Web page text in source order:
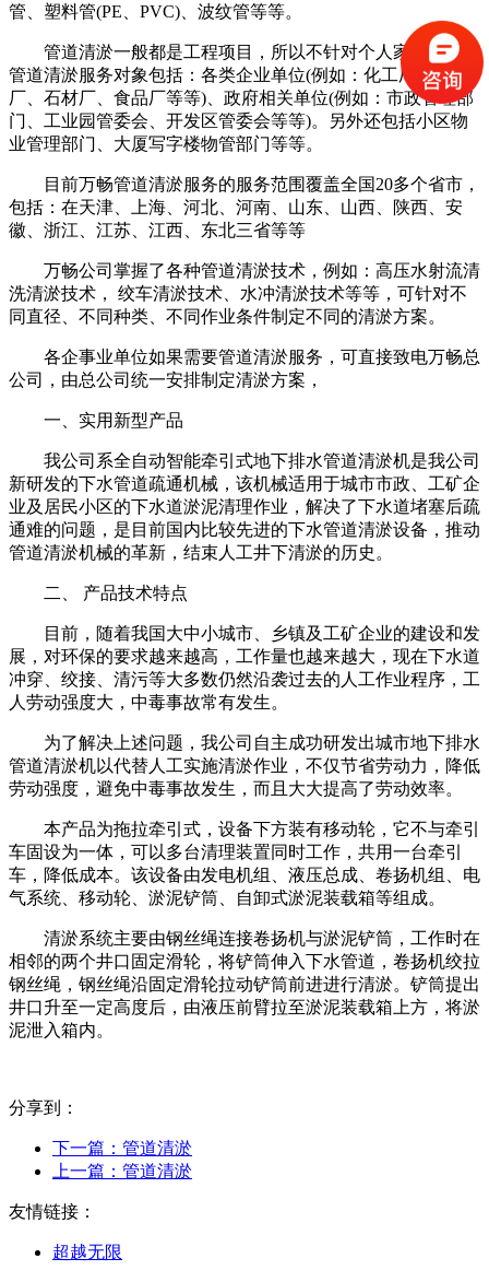
管、塑料管(PE、PVC)、波纹管等等。
管道清淤一般都是工程项目，所以不针对个人家庭服务。
管道清淤服务对象包括：各类企业单位(例如：化工厂、水泥
厂、石材厂、食品厂等等)、政府相关单位(例如：市政管理部
门、工业园管委会、开发区管委会等等)。另外还包括小区物
业管理部门、大厦写字楼物管部门等等。
目前万畅管道清淤服务的服务范围覆盖全国20多个省市，
包括：在天津、上海、河北、河南、山东、山西、陕西、安
徽、浙江、江苏、江西、东北三省等等
万畅公司掌握了各种管道清淤技术，例如：高压水射流清
洗清淤技术， 绞车清淤技术、水冲清淤技术等等，可针对不
同直径、不同种类、不同作业条件制定不同的清淤方案。
各企事业单位如果需要管道清淤服务，可直接致电万畅总
公司，由总公司统一安排制定清淤方案，
一、实用新型产品
我公司系全自动智能牵引式地下排水管道清淤机是我公司
新研发的下水管道疏通机械，该机械适用于城市市政、工矿企
业及居民小区的下水道淤泥清理作业，解决了下水道堵塞后疏
通难的问题，是目前国内比较先进的下水管道清淤设备，推动
管道清淤机械的革新，结束人工井下清淤的历史。
二、 产品技术特点
目前，随着我国大中小城市、乡镇及工矿企业的建设和发
展，对环保的要求越来越高，工作量也越来越大，现在下水道
冲穿、绞接、清污等大多数仍然沿袭过去的人工作业程序，工
人劳动强度大，中毒事故常有发生。
为了解决上述问题，我公司自主成功研发出城市地下排水
管道清淤机以代替人工实施清淤作业，不仅节省劳动力，降低
劳动强度，避免中毒事故发生，而且大大提高了劳动效率。
本产品为拖拉牵引式，设备下方装有移动轮，它不与牵引
车固设为一体，可以多台清理装置同时工作，共用一台牵引
车，降低成本。该设备由发电机组、液压总成、卷扬机组、电
气系统、移动轮、淤泥铲筒、自卸式淤泥装载箱等组成。
清淤系统主要由钢丝绳连接卷扬机与淤泥铲筒，工作时在
相邻的两个井口固定滑轮，将铲筒伸入下水管道，卷扬机绞拉
钢丝绳，钢丝绳沿固定滑轮拉动铲筒前进进行清淤。铲筒提出
井口升至一定高度后，由液压前臂拉至淤泥装载箱上方，将淤
泥泄入箱内。
分享到：
下一篇： 管道清淤
上一篇： 管道清淤
友情链接：
超越无限